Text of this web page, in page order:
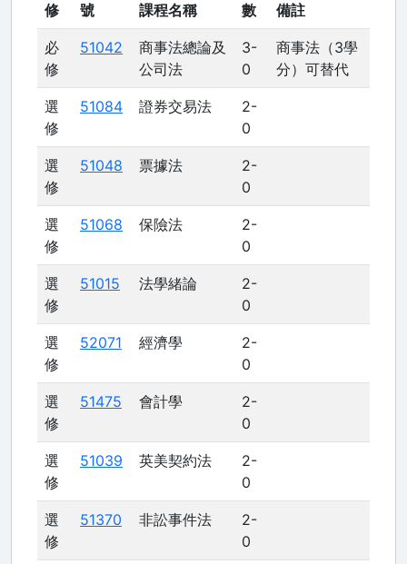
修
號
課程名稱
數
備註
必
修
51042
商事法總論及
公司法
3-
0
商事法（3學
分）可替代
選
修
51084 證券交易法
2-
0
選
修
51048 票據法
2-
0
選
修
51068 保險法
2-
0
選
修
51015 法學緒論
2-
0
選
修
52071 經濟學
2-
0
選
修
51475 會計學
2-
0
選
修
51039 英美契約法
2-
0
選
修
51370 非訟事件法
2-
0